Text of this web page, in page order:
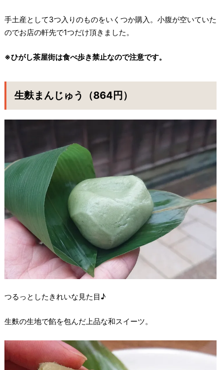
手土産として3つ入りのものをいくつか購入。小腹が空いていた
のでお店の軒先で1つだけ頂きました。
※ひがし茶屋街は食べ歩き禁止なので注意です。
生麩まんじゅう（864円）
つるっとしたきれいな見た目♪
生麩の生地で餡を包んだ上品な和スイーツ。